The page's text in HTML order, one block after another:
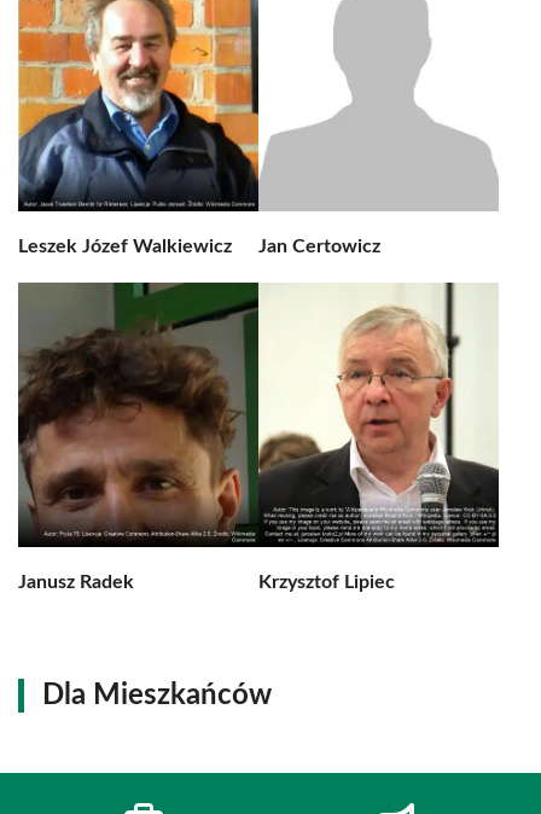
Leszek Józef Walkiewicz Jan Certowicz
Janusz Radek Krzysztof Lipiec
Dla Mieszkańców